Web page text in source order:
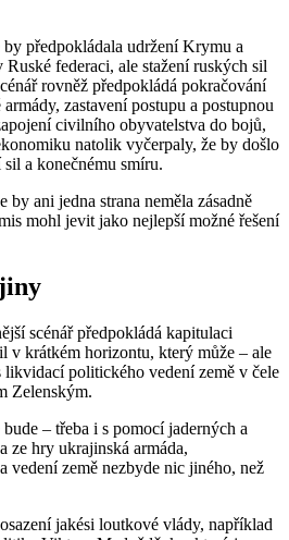
by předpokládala udržení Krymu a
federaci, ale stažení ruských sil
rovněž předpokládá pokračování
zastavení postupu a postupnou
civilního obyvatelstva do bojů,
natolik vyčerpaly, že by došlo
a konečnému smíru.
ani jedna strana neměla zásadně
mohl jevit jako nejlepší možné řešení
scénář předpokládá kapitulaci
v krátkém horizontu, který může – ale
likvidací politického vedení země v čele
Zelenským.
– třeba i s pomocí jaderných a
ze hry ukrajinská armáda,
vedení země nezbyde nic jiného, než
jakési loutkové vlády, například